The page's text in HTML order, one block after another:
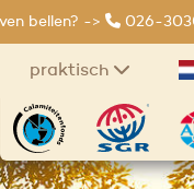
bellen? -> 026-
praktisch